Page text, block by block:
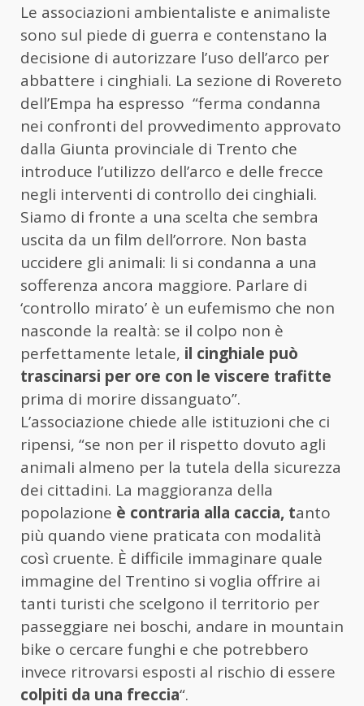
Le associazioni ambientaliste e animaliste
sono sul piede di guerra e contenstano la
decisione di autorizzare l’uso dell’arco per
abbattere i cinghiali. La sezione di Rovereto
dell’Empa ha espresso “ferma condanna
nei confronti del provvedimento approvato
dalla Giunta provinciale di Trento che
introduce l’utilizzo dell’arco e delle frecce
negli interventi di controllo dei cinghiali.
Siamo di fronte a una scelta che sembra
uscita da un film dell’orrore. Non basta
uccidere gli animali: li si condanna a una
sofferenza ancora maggiore. Parlare di
‘controllo mirato’ è un eufemismo che non
nasconde la realtà: se il colpo non è
perfettamente letale, il cinghiale può
trascinarsi per ore con le viscere trafitte
prima di morire dissanguato”.
L’associazione chiede alle istituzioni che ci
ripensi, “se non per il rispetto dovuto agli
animali almeno per la tutela della sicurezza
dei cittadini. La maggioranza della
popolazione è contraria alla caccia, tanto
più quando viene praticata con modalità
così cruente. È difficile immaginare quale
immagine del Trentino si voglia offrire ai
tanti turisti che scelgono il territorio per
passeggiare nei boschi, andare in mountain
bike o cercare funghi e che potrebbero
invece ritrovarsi esposti al rischio di essere
colpiti da una freccia“.